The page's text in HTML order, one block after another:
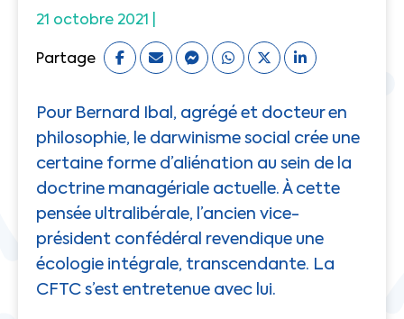
21 octobre 2021 |
Partage
Pour Bernard Ibal, agrégé et docteur en
philosophie, le darwinisme social crée une
certaine forme d’aliénation au sein de la
doctrine managériale actuelle. À cette
pensée ultralibérale, l’ancien vice-
président confédéral revendique une
écologie intégrale, transcendante. La
CFTC s’est entretenue avec lui.